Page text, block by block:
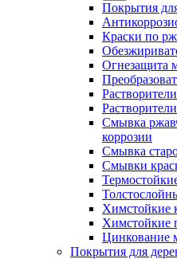
Покрытия
Краски по
Огнезащита
Смывка
коррозии
Смывка
Смывки
Химстойкие
Химстойкие
Цинкование
Покрытия для